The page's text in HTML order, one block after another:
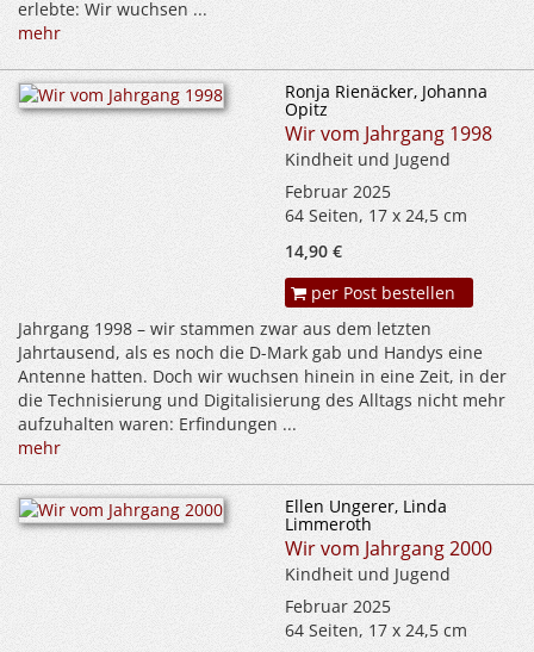
erlebte: Wir wuchsen ...
mehr
Ronja Rienäcker, Johanna
Opitz
Wir vom Jahrgang 1998
Kindheit und Jugend
Februar 2025
64 Seiten, 17 x 24,5 cm
14,90 €
per Post bestellen
Jahrgang 1998 – wir stammen zwar aus dem letzten
Jahrtausend, als es noch die D-Mark gab und Handys eine
Antenne hatten. Doch wir wuchsen hinein in eine Zeit, in der
die Technisierung und Digitalisierung des Alltags nicht mehr
aufzuhalten waren: Erfindungen ...
mehr
Ellen Ungerer, Linda
Limmeroth
Wir vom Jahrgang 2000
Kindheit und Jugend
Februar 2025
64 Seiten, 17 x 24,5 cm